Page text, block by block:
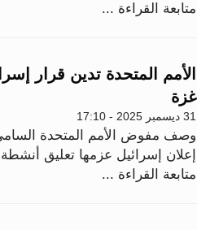
متابعة القراءة ...
الأمم المتحدة تدين قرار
غزة
31 ديسمبر 2025 - 17:10
وصف مفوض الأمم المتحدة السامي
إعلان إسرائيل عزمها تعليق
متابعة القراءة ...